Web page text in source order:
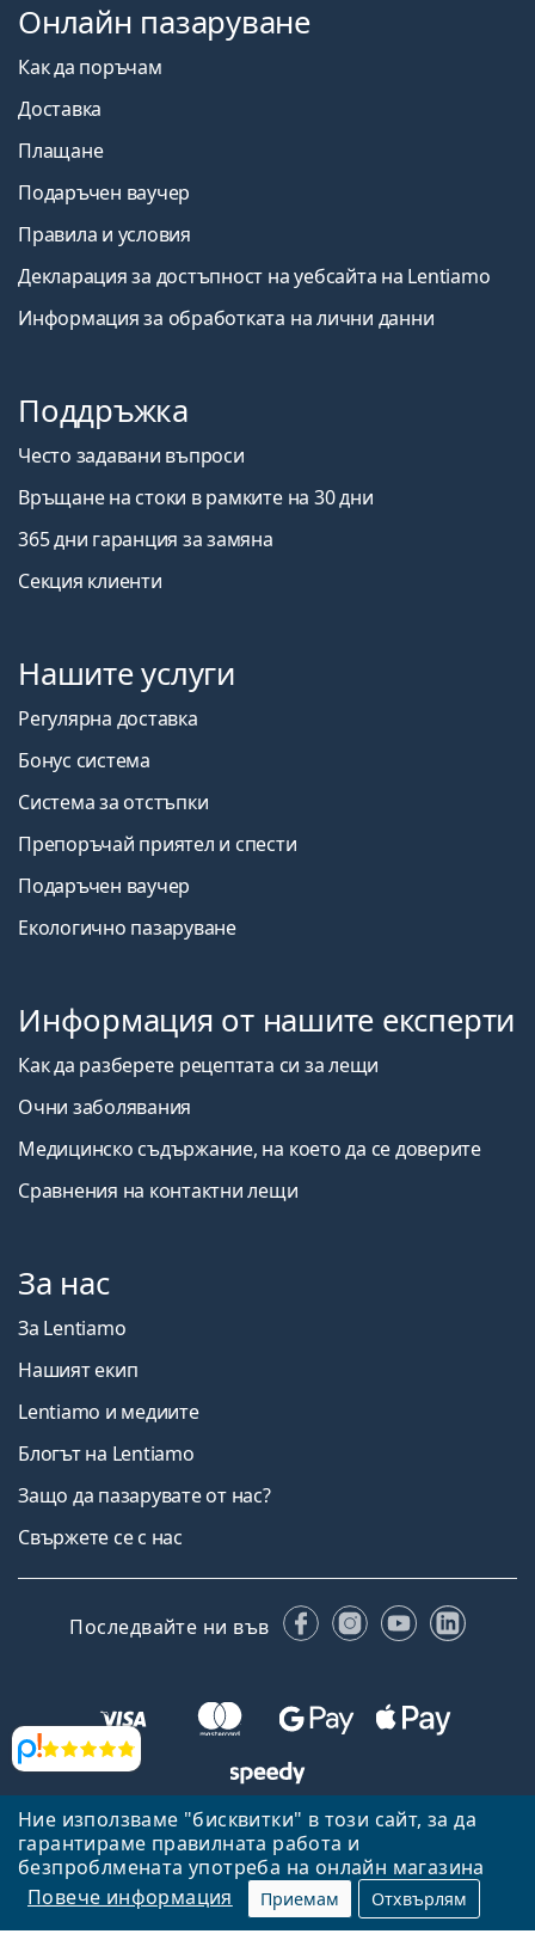
Ние използваме "бисквитки" в този сайт, за да
гарантираме правилната работа и
безпроблмената употреба на онлайн магазина
Повече информация
Приемам Отхвърлям
Прегледи
Онлайн пазаруване
Как да поръчам
Доставка
Плащане
Подаръчен ваучер
Правила и условия
Декларация за достъпност на уебсайта на Lentiamo
Информация за обработката на лични данни
Поддръжка
Често задавани въпроси
Връщане на стоки в рамките на 30 дни
365 дни гаранция за замяна
Секция клиенти
Нашите услуги
Регулярна доставка
Бонус система
Система за отстъпки
Препоръчай приятел и спести
Подаръчен ваучер
Екологично пазаруване
Информация от нашите експерти
Как да разберете рецептата си за лещи
Очни заболявания
Медицинско съдържание, на което да се доверите
Сравнения на контактни лещи
За нас
За Lentiamo
Нашият екип
Lentiamo и медиите
Блогът на Lentiamo
Защо да пазарувате от нас?
Свържете се с нас
Последвайте ни във FacebookInstagram
YouTube
Назад към началната страница
Нагоре
Lentiamo.bg е собственост и се управлява от Lentiamo s.r.o.,
Република Чехия
Тук сме за вас в продължение на 18 години.